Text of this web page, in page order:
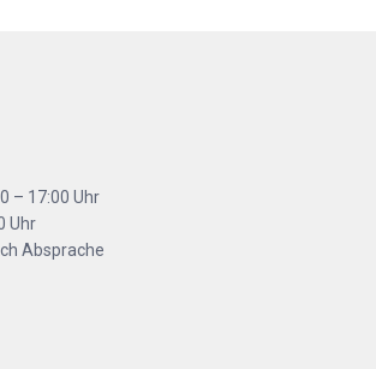
– 17:00 Uhr
Uhr
Absprache